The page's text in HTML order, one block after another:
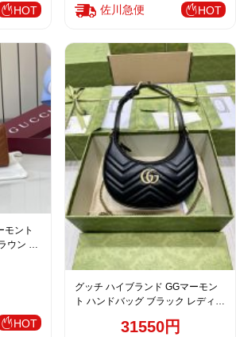
HOT 佐川急便 HOT
モント
ウン レ
HOT
グッチ ハイブランド GGマーモン
ト ハンドバッグ ブラック レディー
31550円